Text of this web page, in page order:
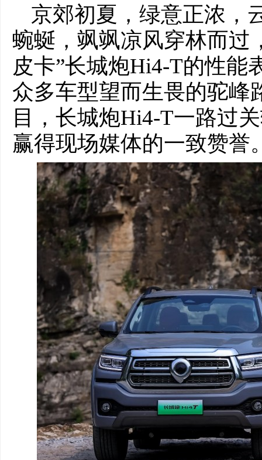
京郊初夏，绿意正浓，
蜿蜒，飒飒凉风穿林而过
皮卡”长城炮Hi4-T的性能
众多车型望而生畏的驼峰
目，长城炮Hi4-T一路过
赢得现场媒体的一致赞誉